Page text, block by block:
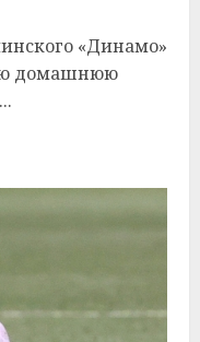
«Динамо»
домашнюю